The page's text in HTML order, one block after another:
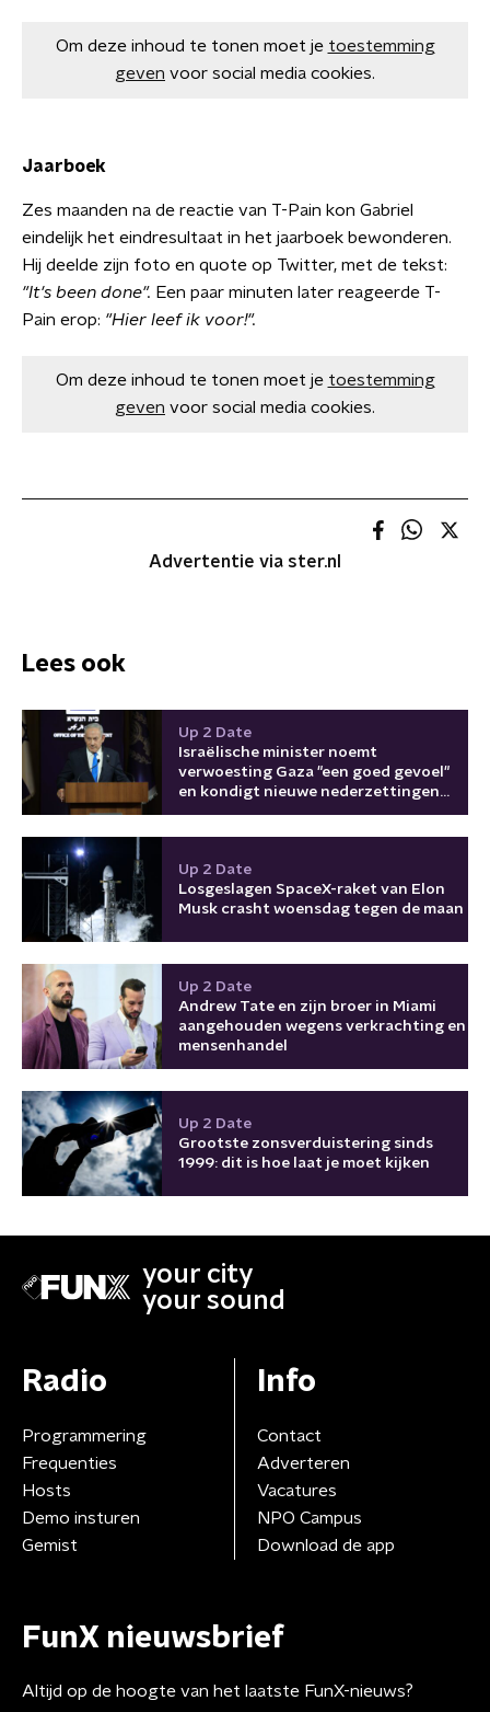
Om deze inhoud te tonen moet je toestemming
geven voor social media cookies.
Jaarboek
Zes maanden na de reactie van T-Pain kon Gabriel
eindelijk het eindresultaat in het jaarboek bewonderen.
Hij deelde zijn foto en quote op Twitter, met de tekst:
"It's been done". Een paar minuten later reageerde T-
Pain erop: "Hier leef ik voor!".
Om deze inhoud te tonen moet je toestemming
geven voor social media cookies.
Advertentie via ster.nl
Lees ook
Up 2 Date
Israëlische minister noemt
verwoesting Gaza "een goed gevoel"
en kondigt nieuwe nederzettingen
Up 2 Date
Losgeslagen SpaceX-raket van Elon
Musk crasht woensdag tegen de maan
Up 2 Date
Andrew Tate en zijn broer in Miami
aangehouden wegens verkrachting en
mensenhandel
Up 2 Date
Grootste zonsverduistering sinds
1999: dit is hoe laat je moet kijken
your city
your sound
Radio
Programmering
Frequenties
Hosts
Demo insturen
Gemist
Info
Contact
Adverteren
Vacatures
NPO Campus
Download de app
FunX nieuwsbrief
Altijd op de hoogte van het laatste FunX-nieuws?